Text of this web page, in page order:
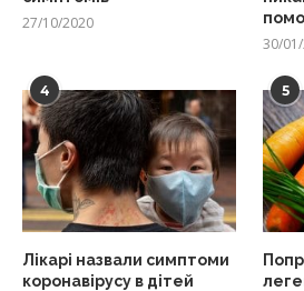
27/10/2020
30/
4
Лікарі назвали симптоми
коронавірусу в дітей
5